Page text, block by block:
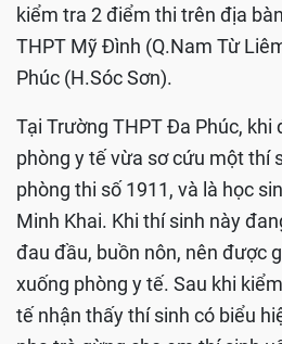
kiểm tra 2 điểm thi trên địa
THPT Mỹ Đình (Q.Nam Từ
Phúc (H.Sóc Sơn).
Tại Trường THPT Đa Phúc,
phòng y tế vừa sơ cứu một thí
phòng thi số 1911, và là học
Minh Khai. Khi thí sinh này
đau đầu, buồn nôn, nên được
xuống phòng y tế. Sau khi
tế nhận thấy thí sinh có biểu